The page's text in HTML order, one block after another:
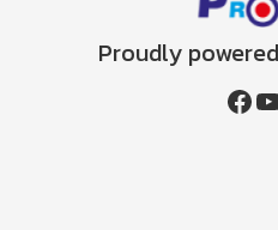
Proudly